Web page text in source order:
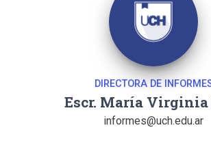
DIRECTORA DE
Escr. María Virginia
informes@uch.edu.ar